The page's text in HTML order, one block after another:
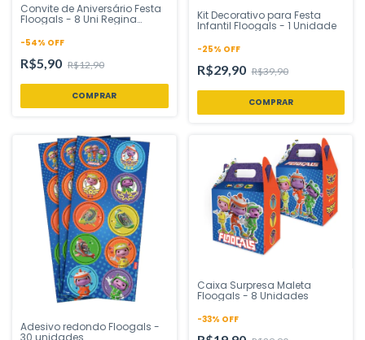
Convite de Aniversário Festa
Floogals - 8 Uni Regina
Loja
-54% OFF
R$5,90 R$12,90
Kit Decorativo para Festa
Infantil Floogals - 1 Unidade
-25% OFF
R$29,90 R$39,90
Adesivo redondo Floogals -
30 unidades
Caixa Surpresa Maleta
Floogals - 8 Unidades
-33% OFF